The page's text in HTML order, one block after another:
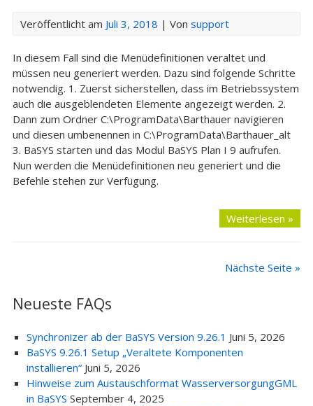
Veröffentlicht am Juli 3, 2018 | Von support
In diesem Fall sind die Menüdefinitionen veraltet und
müssen neu generiert werden. Dazu sind folgende Schritte
notwendig. 1. Zuerst sicherstellen, dass im Betriebssystem
auch die ausgeblendeten Elemente angezeigt werden. 2.
Dann zum Ordner C:\ProgramData\Barthauer navigieren
und diesen umbenennen in C:\ProgramData\Barthauer_alt
3. BaSYS starten und das Modul BaSYS Plan I 9 aufrufen.
Nun werden die Menüdefinitionen neu generiert und die
Befehle stehen zur Verfügung.
Weiterlesen »
Nächste Seite »
Neueste FAQs
Synchronizer ab der BaSYS Version 9.26.1 Juni 5, 2026
BaSYS 9.26.1 Setup „Veraltete Komponenten
installieren“ Juni 5, 2026
Hinweise zum Austauschformat WasserversorgungGML
in BaSYS September 4, 2025